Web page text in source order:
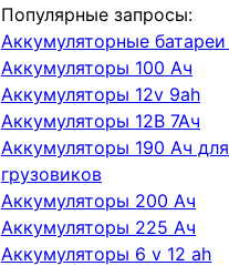
Популярные запросы:
Аккумуляторные батареи
Аккумуляторы 100 Ач
Аккумуляторы 12v 9ah
Аккумуляторы 12В 7Ач
Аккумуляторы 190 Ач для
грузовиков
Аккумуляторы 200 Ач
Аккумуляторы 225 Ач
Аккумуляторы 6 v 12 ah